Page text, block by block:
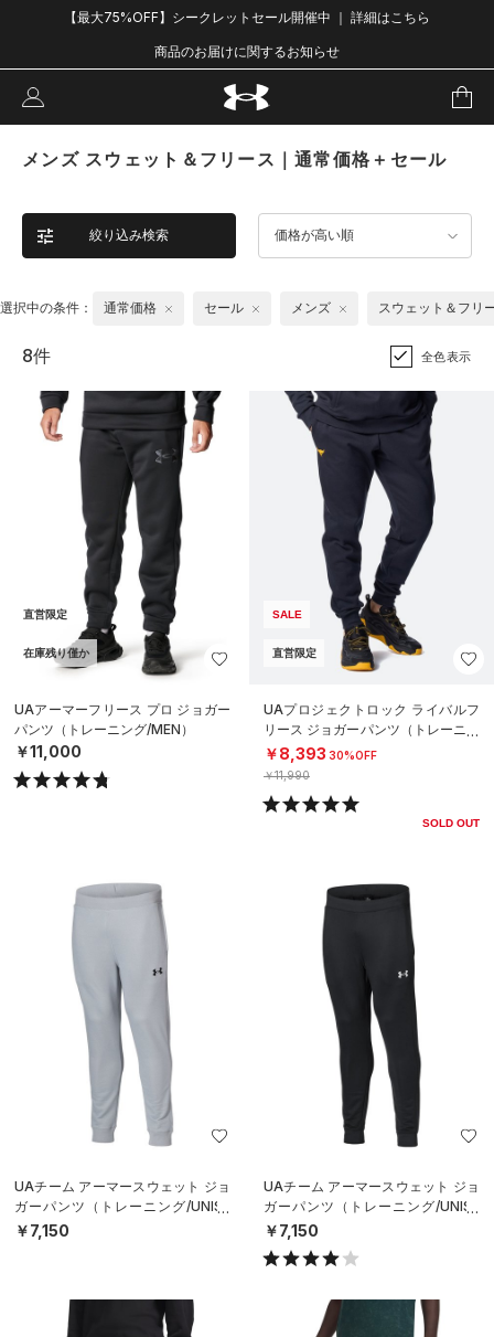
【最大75%OFF】シークレットセール開催中 ｜ 詳細はこちら
商品のお届けに関するお知らせ
メンズ スウェット＆フリース｜通常価格＋セール
絞り込み検索 価格が高い順
選択中の条件： 通常価格 セール メンズ スウェット＆フリ
8件 全色表示
直営限定
在庫残り僅か
UAアーマーフリース プロ ジョガー
パンツ（トレーニング/MEN）
￥11,000
SALE
直営限定
UAプロジェクトロック ライバルフ
リース ジョガーパンツ（トレーニン
グ/MEN）
￥8,393 30%OFF
￥11,990
SOLD OUT
UAチーム アーマースウェット ジョ
ガーパンツ（トレーニング/UNISE
X）
￥7,150
UAチーム アーマースウェット ジョ
ガーパンツ（トレーニング/UNISE
X）
￥7,150